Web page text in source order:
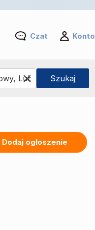
Czat Konto
Dodaj ogłoszenie